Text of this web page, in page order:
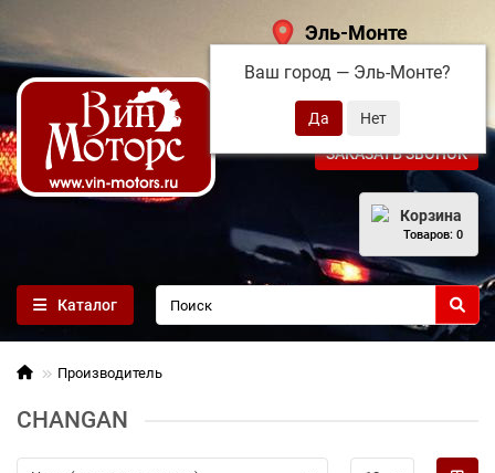
Эль-Монте
Ваш город — Эль-Монте?
+7 (495) 108-68-71
ЗАКАЗАТЬ ЗВОНОК
Корзина
Товаров: 0
Каталог
Производитель
CHANGAN